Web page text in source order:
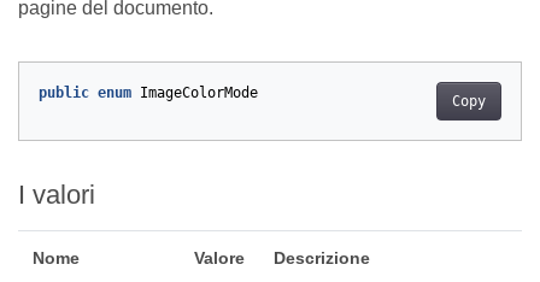
pagine del documento.
Copy
public enum ImageColorMode
I valori
Nome Valore Descrizione